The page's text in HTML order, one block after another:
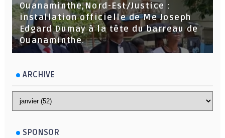
Ouanaminthe,Nord-Est/Justice :
installation officielle de Me Joseph
Edgard Dumay à la tête du barreau de
Ouanaminthe.
ARCHIVE
SPONSOR